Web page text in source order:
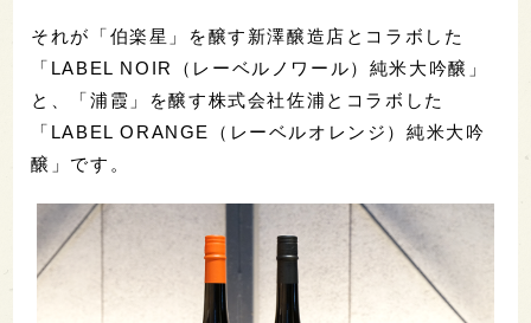
それが「伯楽星」を醸す新澤醸造店とコラボした
「LABEL NOIR（レーベルノワール）純米大吟醸」
と、「浦霞」を醸す株式会社佐浦とコラボした
「LABEL ORANGE（レーベルオレンジ）純米大吟
醸」です。